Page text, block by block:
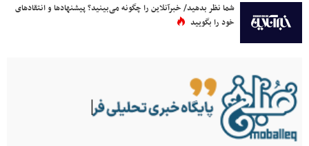
شما نظر بدهید/ خبرآنلاین را چگونه می‌بینید؟ پیشنهادها و انتقادهای
خود را بگویید